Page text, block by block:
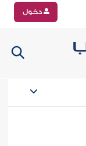
دخول